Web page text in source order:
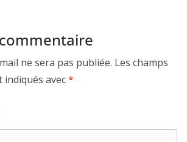
ne sera pas publiée. Les champs
avec*